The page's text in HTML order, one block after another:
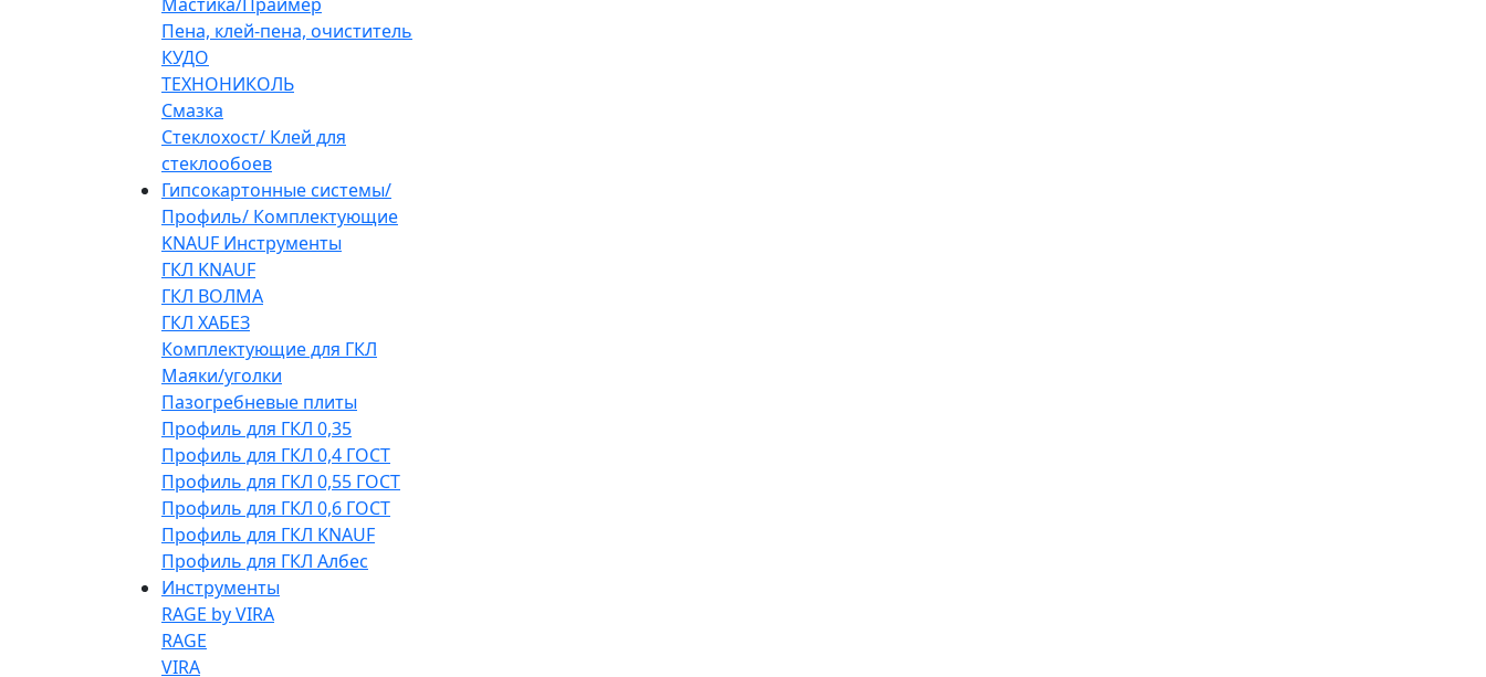
Пена, клей-пена, очиститель
КУДО
ТЕХНОНИКОЛЬ
Смазка
Стеклохост/ Клей для
стеклообоев
Гипсокартонные системы/
Профиль/ Комплектующие
KNAUF Инструменты
ГКЛ KNAUF
ГКЛ ВОЛМА
ГКЛ ХАБЕЗ
Комплектующие для ГКЛ
Маяки/уголки
Пазогребневые плиты
Профиль для ГКЛ 0,35
Профиль для ГКЛ 0,4 ГОСТ
Профиль для ГКЛ 0,55 ГОСТ
Профиль для ГКЛ 0,6 ГОСТ
Профиль для ГКЛ KNAUF
Профиль для ГКЛ Албес
Инструменты
RAGE by VIRA
RAGE
VIRA